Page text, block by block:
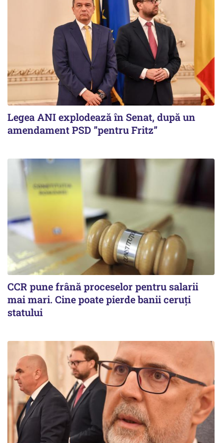
Legea ANI explodează în Senat, după un
amendament PSD ”pentru Fritz”
CCR pune frână proceselor pentru salarii
mai mari. Cine poate pierde banii ceruți
statului